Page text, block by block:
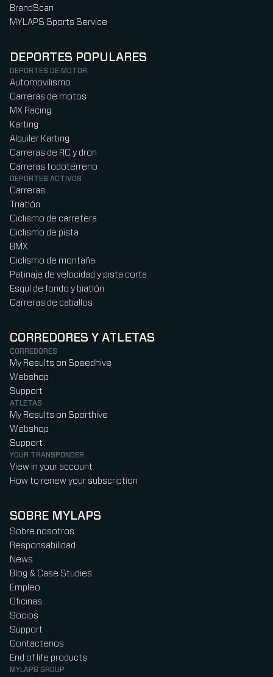
BrandScan
MYLAPS Sports Service
DEPORTES POPULARES
DEPORTES DE MOTOR
Automovilismo
Carreras de motos
MX Racing
Karting
Alquiler Karting
Carreras de RC y dron
Carreras todoterreno
DEPORTES ACTIVOS
Carreras
Triatlón
Ciclismo de carretera
Ciclismo de pista
BMX
Ciclismo de montaña
Patinaje de velocidad y pista corta
Esquí de fondo y biatlón
Carreras de caballos
CORREDORES Y ATLETAS
CORREDORES
My Results on Speedhive
Webshop
Support
ATLETAS
My Results on Sporthive
Webshop
Support
YOUR TRANSPONDER
View in your account
How to renew your subscription
SOBRE MYLAPS
Sobre nosotros
Responsabilidad
News
Blog & Case Studies
Empleo
Oficinas
Socios
Support
Contactenos
End of life products
MYLAPS GROUP